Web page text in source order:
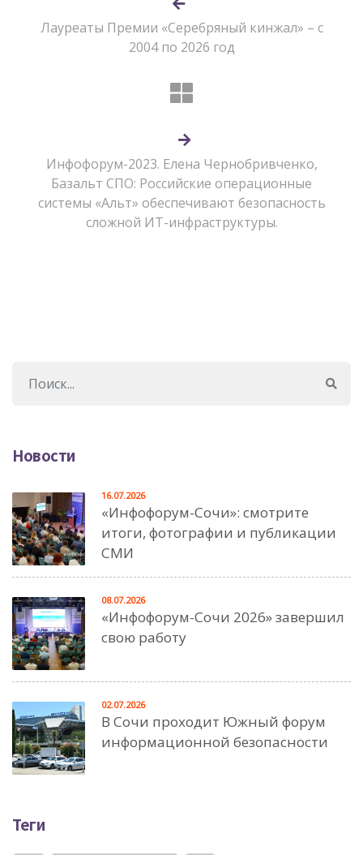
Лауреаты Премии «Серебряный кинжал» – с
2004 по 2026 год
Инфофорум-2023. Елена Чернобривченко,
Базальт СПО: Российские операционные
системы «Альт» обеспечивают безопасность
сложной ИТ-инфраструктуры.
Новости
«Инфофорум-Сочи»: смотрите
итоги, фотографии и публикации
СМИ
16.07.2026
«Инфофорум-Сочи 2026» завершил
свою работу
08.07.2026
В Сочи проходит Южный форум
информационной безопасности
02.07.2026
Теги